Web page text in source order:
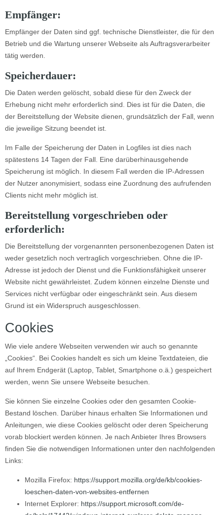
Empfänger:
Empfänger der Daten sind ggf. technische Dienstleister, die für den
Betrieb und die Wartung unserer Webseite als Auftragsverarbeiter
tätig werden.
Speicherdauer:
Die Daten werden gelöscht, sobald diese für den Zweck der
Erhebung nicht mehr erforderlich sind. Dies ist für die Daten, die
der Bereitstellung der Website dienen, grundsätzlich der Fall, wenn
die jeweilige Sitzung beendet ist.
Im Falle der Speicherung der Daten in Logfiles ist dies nach
spätestens 14 Tagen der Fall. Eine darüberhinausgehende
Speicherung ist möglich. In diesem Fall werden die IP-Adressen
der Nutzer anonymisiert, sodass eine Zuordnung des aufrufenden
Clients nicht mehr möglich ist.
Bereitstellung vorgeschrieben oder
erforderlich:
Die Bereitstellung der vorgenannten personenbezogenen Daten ist
weder gesetzlich noch vertraglich vorgeschrieben. Ohne die IP-
Adresse ist jedoch der Dienst und die Funktionsfähigkeit unserer
Website nicht gewährleistet. Zudem können einzelne Dienste und
Services nicht verfügbar oder eingeschränkt sein. Aus diesem
Grund ist ein Widerspruch ausgeschlossen.
Cookies
Wie viele andere Webseiten verwenden wir auch so genannte
„Cookies“. Bei Cookies handelt es sich um kleine Textdateien, die
auf Ihrem Endgerät (Laptop, Tablet, Smartphone o.ä.) gespeichert
werden, wenn Sie unsere Webseite besuchen.
Sie können Sie einzelne Cookies oder den gesamten Cookie-
Bestand löschen. Darüber hinaus erhalten Sie Informationen und
Anleitungen, wie diese Cookies gelöscht oder deren Speicherung
vorab blockiert werden können. Je nach Anbieter Ihres Browsers
finden Sie die notwendigen Informationen unter den nachfolgenden
Links:
Mozilla Firefox: https://support.mozilla.org/de/kb/cookies-
loeschen-daten-von-websites-entfernen
Internet Explorer: https://support.microsoft.com/de-